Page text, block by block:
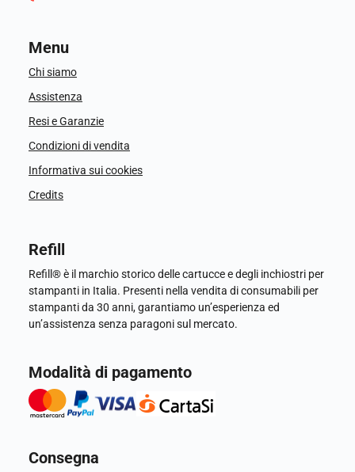
Menu
Chi siamo
Assistenza
Resi e Garanzie
Condizioni di vendita
Informativa sui cookies
Credits
Refill
Refill® è il marchio storico delle cartucce e degli inchiostri per
stampanti in Italia. Presenti nella vendita di consumabili per
stampanti da 30 anni, garantiamo un’esperienza ed
un’assistenza senza paragoni sul mercato.
Modalità di pagamento
Consegna